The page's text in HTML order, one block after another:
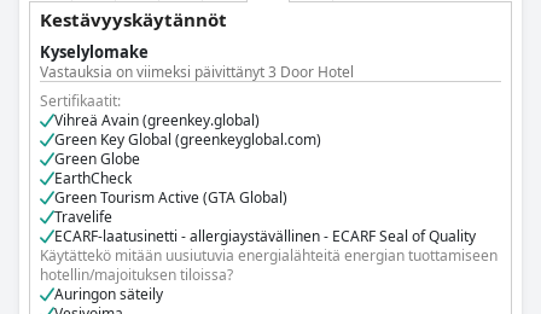
Kestävyyskäytännöt
Kyselylomake
Vastauksia on viimeksi päivittänyt 3 Door Hotel
Sertifikaatit:
Vihreä Avain (greenkey.global)
Green Key Global (greenkeyglobal.com)
Green Globe
EarthCheck
Green Tourism Active (GTA Global)
Travelife
ECARF-laatusinetti - allergiaystävällinen - ECARF Seal of Quality
Käytättekö mitään uusiutuvia energialähteitä energian tuottamiseen
hotellin/majoituksen tiloissa?
Auringon säteily